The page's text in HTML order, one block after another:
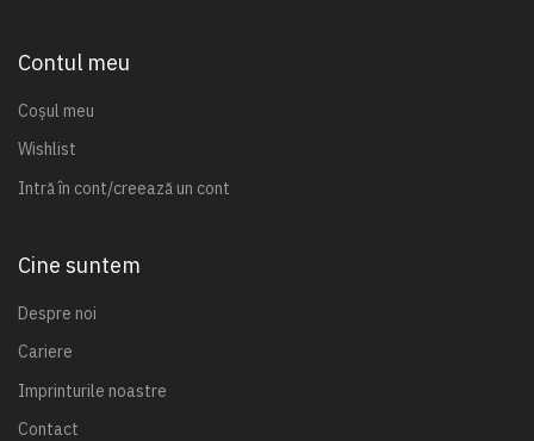
Contul meu
Coșul meu
Wishlist
Intră în cont/creează un cont
Cine suntem
Despre noi
Cariere
Imprinturile noastre
Contact